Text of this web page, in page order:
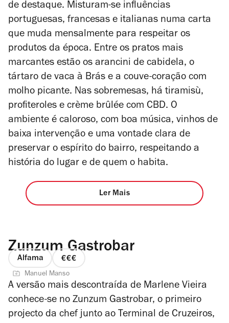
de destaque. Misturam-se influências
portuguesas, francesas e italianas numa carta
que muda mensalmente para respeitar os
produtos da época. Entre os pratos mais
marcantes estão os arancini de cabidela, o
tártaro de vaca à Brás e a couve-coração com
molho picante. Nas sobremesas, há tiramisù,
profiteroles e crème brûlée com CBD. O
ambiente é caloroso, com boa música, vinhos de
baixa intervenção e uma vontade clara de
preservar o espírito do bairro, respeitando a
história do lugar e de quem o habita.
Ler Mais
Zunzum Gastrobar
Alfama
preço
3
de
4
Manuel Manso
A versão mais descontraída de Marlene Vieira
conhece-se no Zunzum Gastrobar, o primeiro
projecto da chef junto ao Terminal de Cruzeiros,